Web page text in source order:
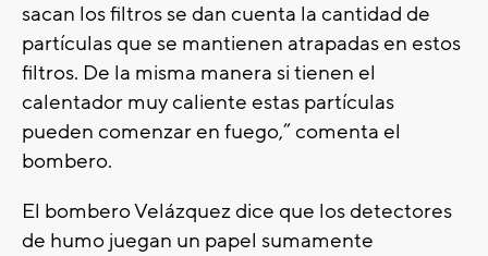
sacan los filtros se dan cuenta la cantidad de
partículas que se mantienen atrapadas en estos
filtros. De la misma manera si tienen el
calentador muy caliente estas partículas
pueden comenzar en fuego,” comenta el
bombero.
El bombero Velázquez dice que los detectores
de humo juegan un papel sumamente